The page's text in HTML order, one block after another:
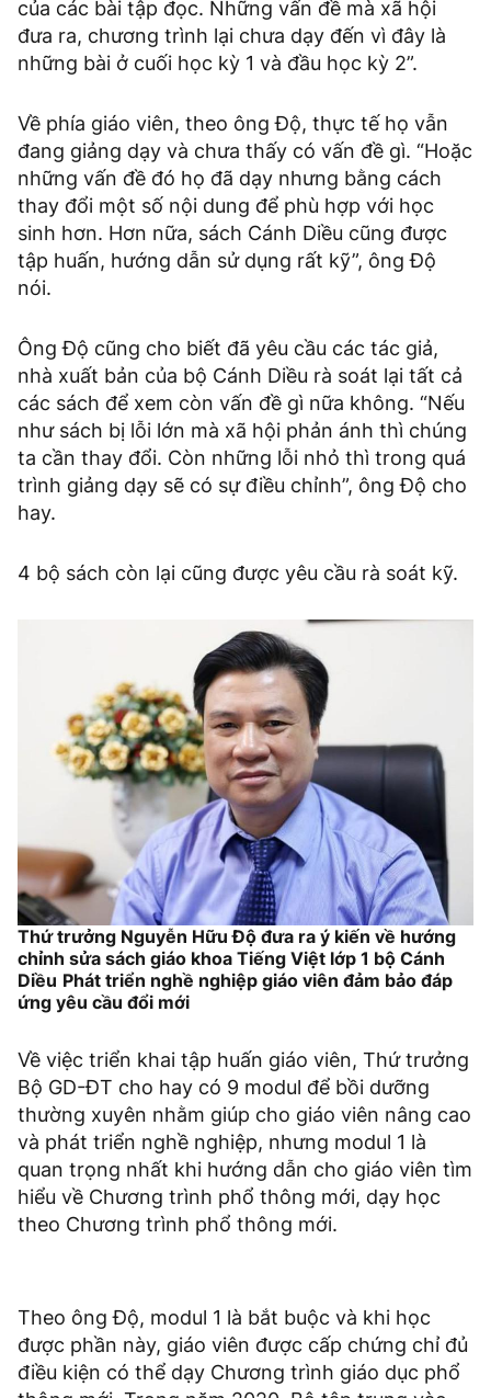
của các bài tập đọc. Những vấn đề mà xã hội
đưa ra, chương trình lại chưa dạy đến vì đây là
những bài ở cuối học kỳ 1 và đầu học kỳ 2”.
Về phía giáo viên, theo ông Độ, thực tế họ vẫn
đang giảng dạy và chưa thấy có vấn đề gì. “Hoặc
những vấn đề đó họ đã dạy nhưng bằng cách
thay đổi một số nội dung để phù hợp với học
sinh hơn. Hơn nữa, sách Cánh Diều cũng được
tập huấn, hướng dẫn sử dụng rất kỹ”, ông Độ
nói.
Ông Độ cũng cho biết đã yêu cầu các tác giả,
nhà xuất bản của bộ Cánh Diều rà soát lại tất cả
các sách để xem còn vấn đề gì nữa không. “Nếu
như sách bị lỗi lớn mà xã hội phản ánh thì chúng
ta cần thay đổi. Còn những lỗi nhỏ thì trong quá
trình giảng dạy sẽ có sự điều chỉnh”, ông Độ cho
hay.
4 bộ sách còn lại cũng được yêu cầu rà soát kỹ.
Thứ trưởng Nguyễn Hữu Độ đưa ra ý kiến về hướng
chỉnh sửa sách giáo khoa Tiếng Việt lớp 1 bộ Cánh
Diều Phát triển nghề nghiệp giáo viên đảm bảo đáp
ứng yêu cầu đổi mới
Về việc triển khai tập huấn giáo viên, Thứ trưởng
Bộ GD-ĐT cho hay có 9 modul để bồi dưỡng
thường xuyên nhằm giúp cho giáo viên nâng cao
và phát triển nghề nghiệp, nhưng modul 1 là
quan trọng nhất khi hướng dẫn cho giáo viên tìm
hiểu về Chương trình phổ thông mới, dạy học
theo Chương trình phổ thông mới.
Theo ông Độ, modul 1 là bắt buộc và khi học
được phần này, giáo viên được cấp chứng chỉ đủ
điều kiện có thể dạy Chương trình giáo dục phổ